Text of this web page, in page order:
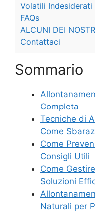
Volatili Indesiderati
FAQs
ALCUNI DEI
Contattaci
Sommario
Completa
Tecniche di
Come
Come
Consigli Utili
Come
Soluzioni
Naturali per